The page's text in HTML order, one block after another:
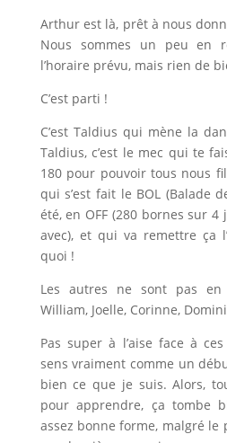
Arthur est là, prêt à nous
Nous sommes un peu en
l’horaire prévu, mais rien de
C’est parti !
C’est Taldius qui mène la
Taldius, c’est le mec qui te
180 pour pouvoir tous nous
qui s’est fait le BOL (Balade
été, en OFF (280 bornes sur 4
avec), et qui va remettre ça
quoi !
Les autres ne sont pas en
William, Joelle, Corinne,
Pas super à l’aise face à
sens vraiment comme un
bien ce que je suis. Alors,
pour apprendre, ça tombe
assez bonne forme, malgré le